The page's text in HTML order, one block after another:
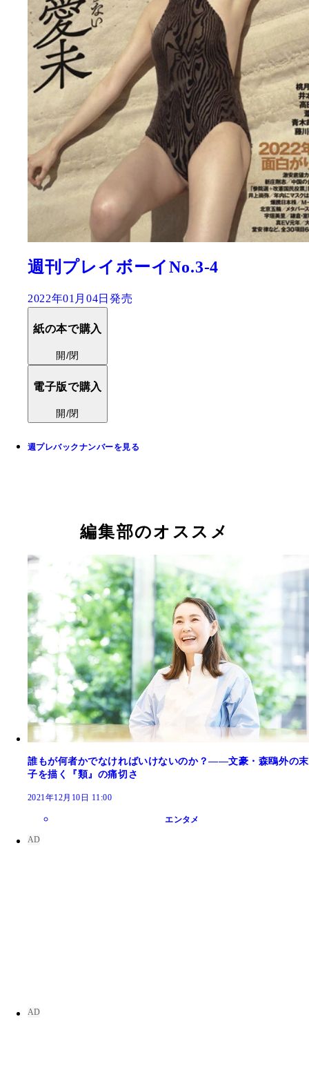
週刊プレイボーイNo.3-4
2022年01月04日発売
紙の本で購入
開/閉
電子版で購入
開/閉
週プレバックナンバーを見る
編集部のオススメ
誰もが何者かでなければいけないのか？――文豪・森鴎外の末
子を描く『類』の痛切さ
2021年12月10日 11:00
エンタメ